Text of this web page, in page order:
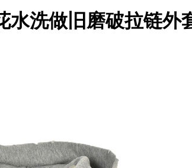
水洗做旧磨破拉链外